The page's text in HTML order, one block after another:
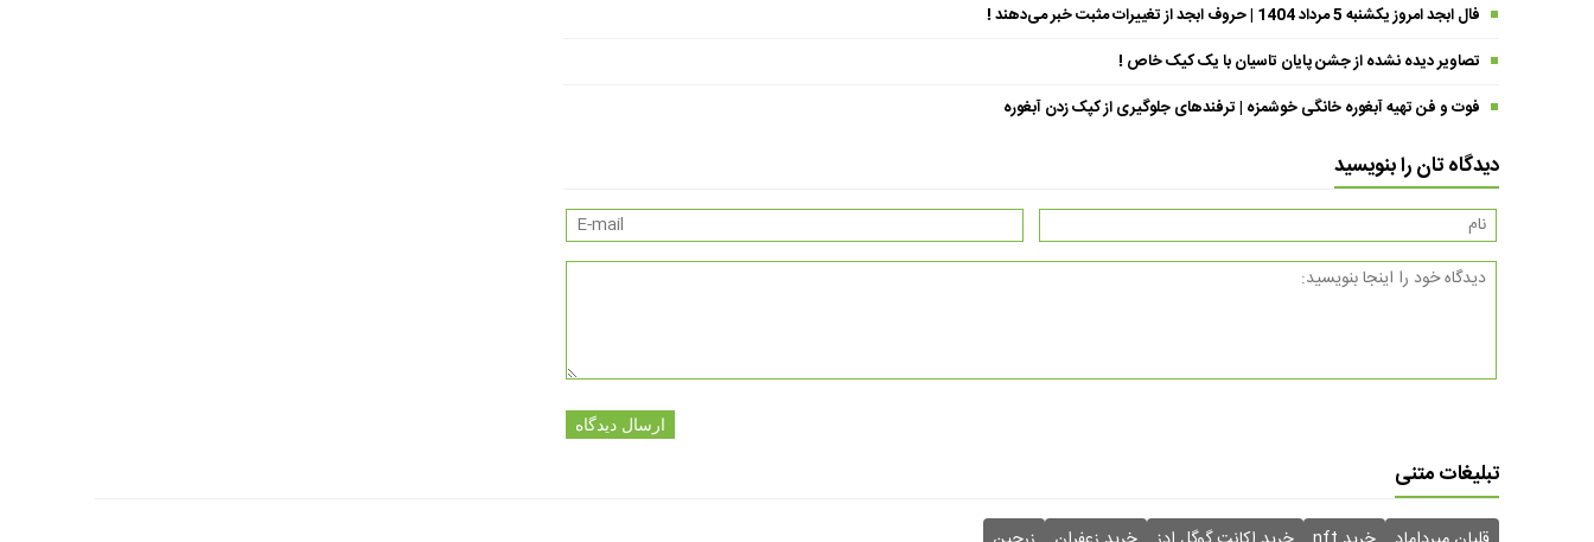
فال ابجد امروز یکشنبه 5 مرداد 1404 | حروف ابجد از تغییرات مثبت خبر می‌دهند !
تصاویر دیده نشده از جشن پایان تاسیان با یک کیک خاص !
فوت و فن تهیه آبغوره خانگی خوشمزه | ترفندهای جلوگیری از کپک زدن آبغوره
دیدگاه تان را بنویسید
ارسال دیدگاه
تبلیغات متنی